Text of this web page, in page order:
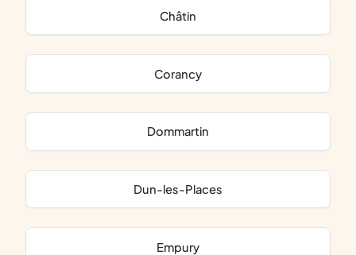
Châtin
Corancy
Dommartin
Dun-les-Places
Empury